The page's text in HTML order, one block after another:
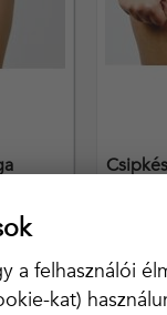
a felhasználói
kat)